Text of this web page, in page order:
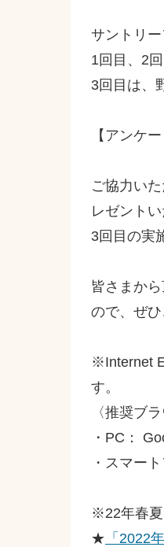
サントリ
1回目、2
3回目は、
【アンケ
ご協力い
レゼントい
3回目の実
皆さまか
ので、ぜひ
※Internet
す。
〈推奨ブラ
・PC：
・スマー
※22年春夏
★ 「2022